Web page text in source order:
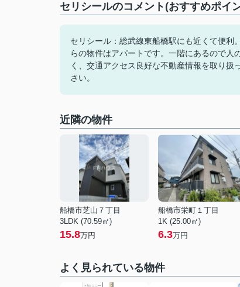
セリシールのコメント(おすすめポイ
セリシール：総武線東船橋駅にも近くて便利
らの物件はアパートです。一階にあるので
く、交通アクセス良好な不動産情報を取り
さい。
近隣の物件
船橋市芝山７丁目
3LDK (70.59㎡)
15.8万円
船橋市栄町１丁目
1K (25.00㎡)
6.3万円
よく見られている物件